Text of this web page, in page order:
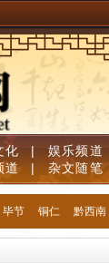
化 | 娱乐频道
道 | 杂文随笔
毕节 铜仁 黔西南